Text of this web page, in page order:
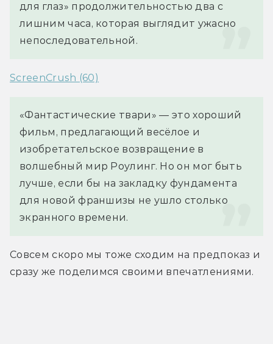
для глаз» продолжительностью два с
лишним часа, которая выглядит ужасно
непоследовательной.
ScreenCrush (60)
«Фантастические твари» — это хороший
фильм, предлагающий весёлое и
изобретательское возвращение в
волшебный мир Роулинг. Но он мог быть
лучше, если бы на закладку фундамента
для новой франшизы не ушло столько
экранного времени.
Совсем скоро мы тоже сходим на предпоказ и
сразу же поделимся своими впечатлениями.